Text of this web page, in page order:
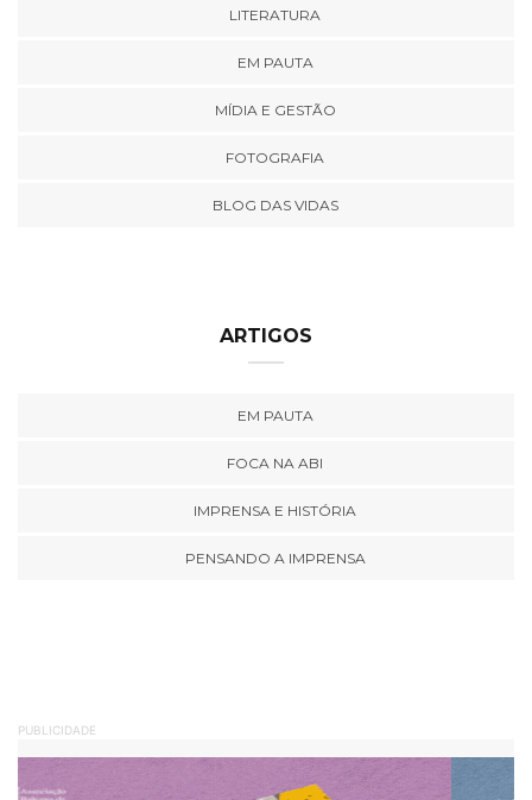
LITERATURA
EM PAUTA
MÍDIA E GESTÃO
FOTOGRAFIA
BLOG DAS VIDAS
ARTIGOS
EM PAUTA
FOCA NA ABI
IMPRENSA E HISTÓRIA
PENSANDO A IMPRENSA
PUBLICIDADE